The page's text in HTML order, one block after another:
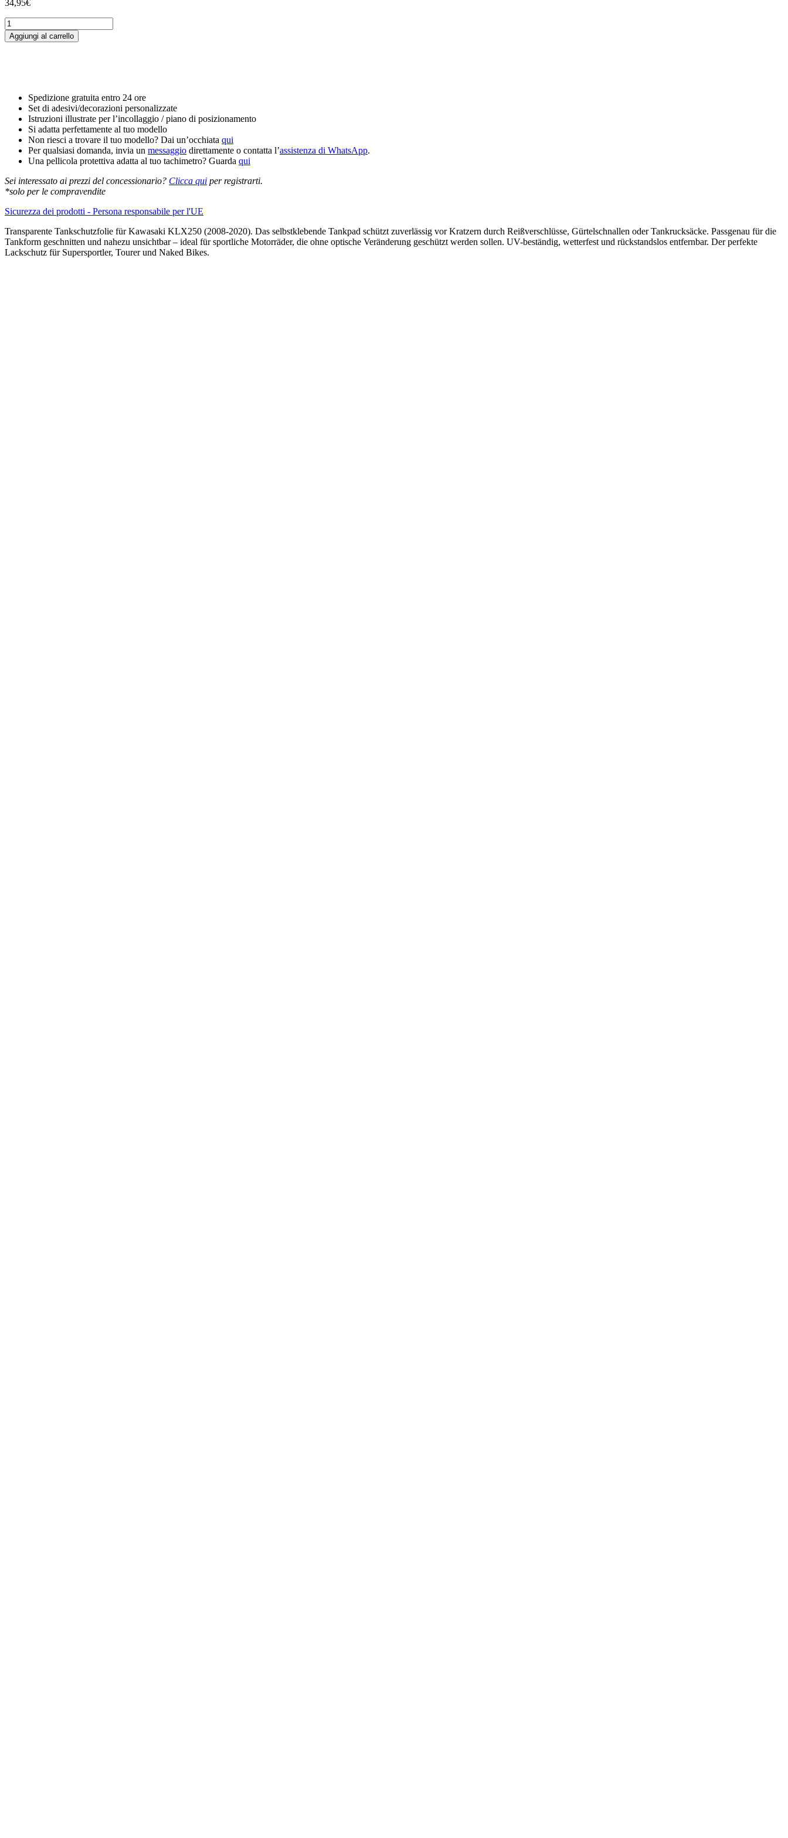
34,95€
Tankschutzfolie
Tankpad
passend
2020)
quantità
Aggiungi al carrello
Spedizione gratuita entro 24 ore
Set di adesivi/decorazioni personalizzate
Istruzioni illustrate per l’incollaggio / piano di posizionamento
Si adatta perfettamente al tuo modello
Non riesci a trovare il tuo modello? Dai un’occhiata qui
Per qualsiasi domanda, invia un messaggio direttamente o contatta l’assistenza di WhatsApp.
Una pellicola protettiva adatta al tuo tachimetro? Guarda qui
Sei interessato ai prezzi del concessionario? Clicca qui per registrarti.
*solo per le compravendite
Sicurezza dei prodotti - Persona responsabile per l'UE
Transparente Tankschutzfolie für Kawasaki KLX250 (2008-2020). Das selbstklebende Tankpad schützt zuverlässig vor Kratzern durch Reißverschlüsse, Gürtelschnallen oder Tankrucksäcke. Passgenau für die
Tankform geschnitten und nahezu unsichtbar – ideal für sportliche Motorräder, die ohne optische Veränderung geschützt werden sollen. UV-beständig, wetterfest und rückstandslos entfernbar. Der perfekte
Lackschutz für Supersportler, Tourer und Naked Bikes.